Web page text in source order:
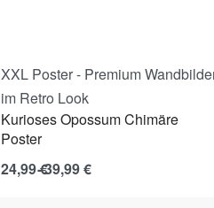
XXL Poster - Premium
im Retro Look
Kurioses Opossum Chimäre
Poster
24,99€39,99€